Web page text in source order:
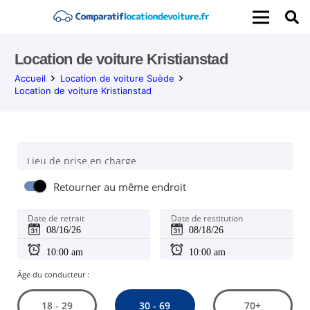
Location de voiture Kristianstad
Accueil
Location de voiture Suède
Location de voiture Kristianstad
Lieu de prise en charge
Retourner au même endroit
Date de retrait Date de restitution
Âge du conducteur :
18 - 29 30 - 69 70+